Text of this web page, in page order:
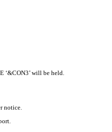
‘&CON3’ will be held.
notice.